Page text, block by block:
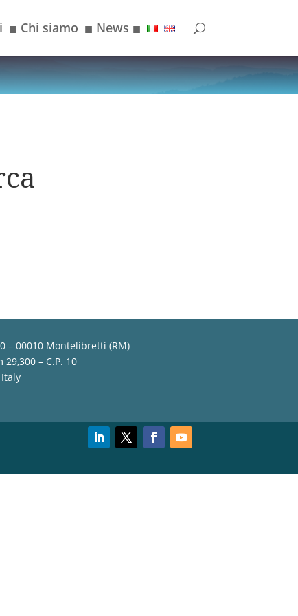
■ Chi siamo ■ News ■
– 00010 Montelibretti (RM)
– C.P. 10